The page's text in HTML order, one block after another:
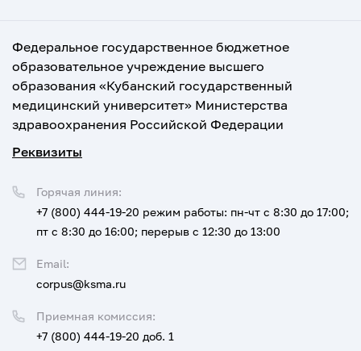
Федеральное государственное бюджетное
образовательное учреждение высшего
образования «Кубанский государственный
медицинский университет» Министерства
здравоохранения Российской Федерации
Реквизиты
Приемная комиссия:
+7 (800) 444-19-20 доб. 1
Горячая линия:
+7 (800) 444-19-20 режим работы: пн-чт с 8:30 до 17:00;
пт с 8:30 до 16:00; перерыв с 12:30 до 13:00
Email:
corpus@ksma.ru